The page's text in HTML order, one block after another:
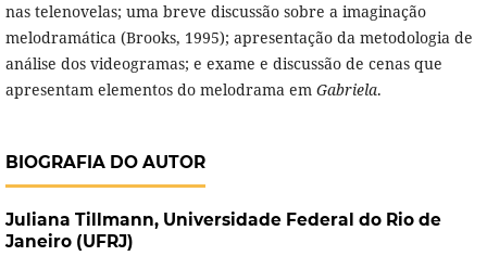
nas telenovelas; uma breve discussão sobre a imaginação
melodramática (Brooks, 1995); apresentação da metodologia de
análise dos videogramas; e exame e discussão de cenas que
apresentam elementos do melodrama em Gabriela.
BIOGRAFIA DO AUTOR
Juliana Tillmann, Universidade Federal do Rio de
Janeiro (UFRJ)